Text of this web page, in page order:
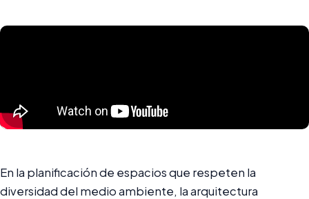
En la planificación de espacios que respeten la
diversidad del medio ambiente, la arquitectura